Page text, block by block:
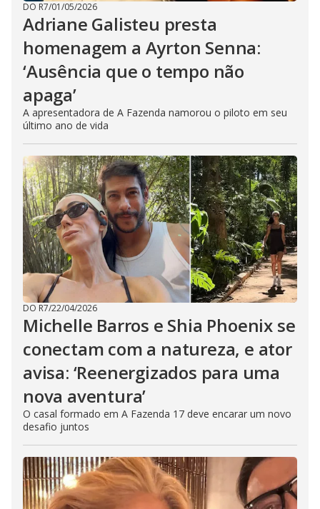
DO R7/01/05/2026
Adriane Galisteu presta
homenagem a Ayrton Senna:
‘Ausência que o tempo não
apaga’
A apresentadora de A Fazenda namorou o piloto em seu
último ano de vida
DO R7/22/04/2026
Michelle Barros e Shia Phoenix se
conectam com a natureza, e ator
avisa: ‘Reenergizados para uma
nova aventura’
O casal formado em A Fazenda 17 deve encarar um novo
desafio juntos